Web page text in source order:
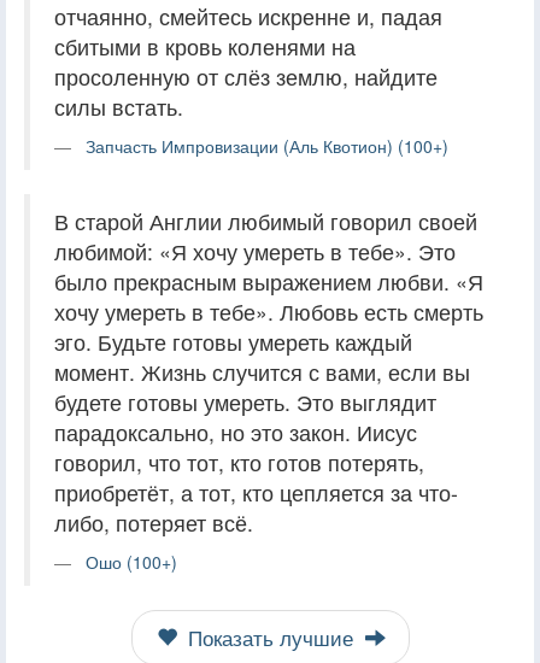
отчаянно, смейтесь искренне и, падая
сбитыми в кровь коленями на
просоленную от слёз землю, найдите
силы встать.
Запчасть Импровизации (Аль Квотион) (100+)
В старой Англии любимый говорил своей
любимой: «Я хочу умереть в тебе». Это
было прекрасным выражением любви. «Я
хочу умереть в тебе». Любовь есть смерть
эго. Будьте готовы умереть каждый
момент. Жизнь случится с вами, если вы
будете готовы умереть. Это выглядит
парадоксально, но это закон. Иисус
говорил, что тот, кто готов потерять,
приобретёт, а тот, кто цепляется за что-
либо, потеряет всё.
Ошо (100+)
Показать лучшие